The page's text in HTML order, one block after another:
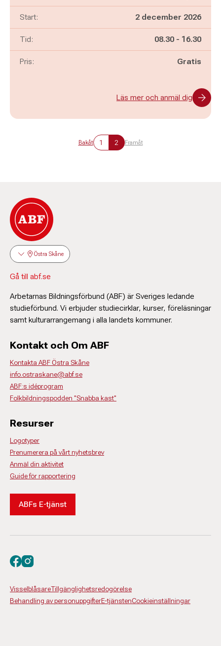
Start: 2 december 2026
Tid: Pågår mellan
08.30 - och
16.30
Pris: Gratis
Läs mer och anmäl dig
Bakåt 1 2 Framåt
Östra Skåne
Gå till abf.se
Arbetarnas Bildningsförbund (ABF) är Sveriges ledande
studieförbund. Vi erbjuder studiecirklar, kurser, föreläsningar
samt kulturarrangemang i alla landets kommuner.
Kontakt och Om ABF
Kontakta ABF Östra Skåne
info.ostraskane@abf.se
ABF:s idéprogram
Folkbildningspodden "Snabba kast"
Resurser
Logotyper
Prenumerera på vårt nyhetsbrev
Anmäl din aktivitet
Guide för rapportering
ABFs E-tjänst
VisselblåsareTillgänglighetsredogörelse
Behandling av personuppgifterE-tjänstenCookieinställningar
Besök oss på facebook
Besök oss på instagram